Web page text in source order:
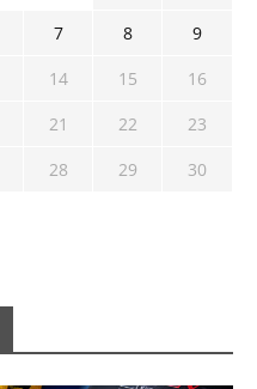
7 8
9
14 15
16
21 22
23
28 29
30